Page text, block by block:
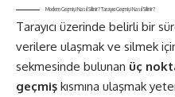
Modem Geçmişi Nasıl Silinir? Tarayıcı Geçmişi Nasıl Silinir?
Tarayıcı üzerinde belirli bir
verilere ulaşmak ve silmek için
sekmesinde bulunan üç
geçmiş kısmına ulaşmak